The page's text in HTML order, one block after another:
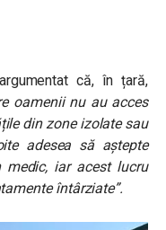
că, în țară,
oamenii nu au acces
din zone izolate sau
adesea să aștepte
iar acest lucru
întârziate”.